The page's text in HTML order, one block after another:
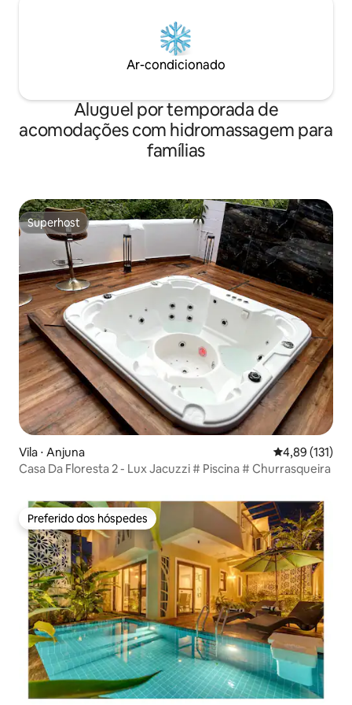
Ar-condicionado
Aluguel por temporada de
acomodações com hidromassagem para
famílias
Superhost
Superhost
Vila ⋅ Anjuna 4,89 de uma
4,89 (131)
Casa Da Floresta 2 - Lux Jacuzzi # Piscina # Churrasqueira
Preferido dos hóspedes
Preferido dos hóspedes